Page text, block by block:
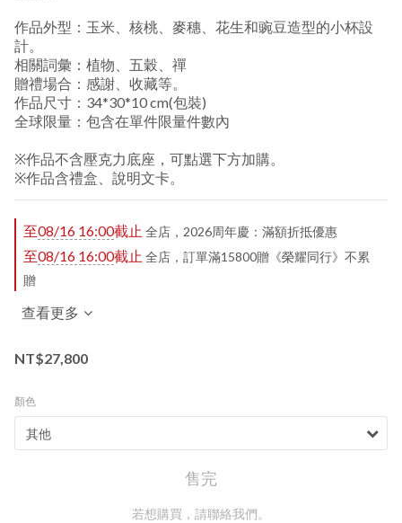
作品外型：玉米、核桃、麥穗、花生和豌豆造型的小杯設
計。
相關詞彙：植物、五穀、禪
贈禮場合：感謝、收藏等。
作品尺寸：34*30*10 cm(包裝)
全球限量：包含在單件限量件數內
※作品不含壓克力底座，可點選下方加購。
※作品含禮盒、說明文卡。
至08/16 16:00截止 全店，2026周年慶：滿額折抵優惠
至08/16 16:00截止 全店，訂單滿15800贈《榮耀同行》不累
贈
查看更多
NT$27,800
顏色
售完
若想購買，請聯絡我們。